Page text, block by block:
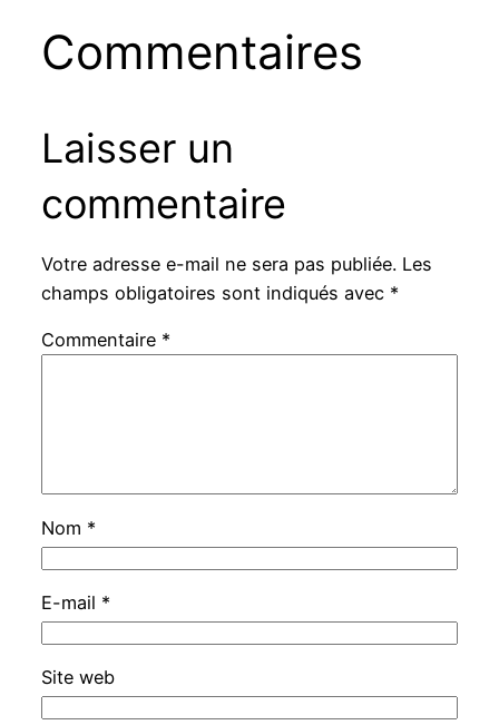
Commentaires
Laisser un
commentaire
Votre adresse e-mail ne sera pas publiée. Les
champs obligatoires sont indiqués avec *
Commentaire *
Nom *
E-mail *
Site web